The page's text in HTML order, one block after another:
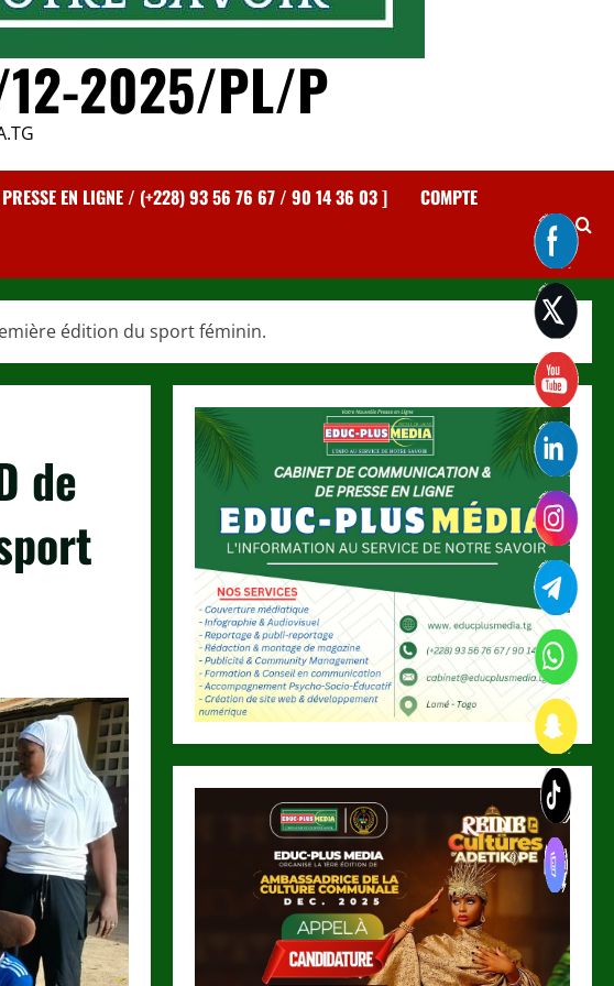
12-2025/PL/P
PRESSE EN LIGNE / (+228) 93 56 76 67 / 90 14 36 03 ] COMPTE
édition du sport féminin.
de